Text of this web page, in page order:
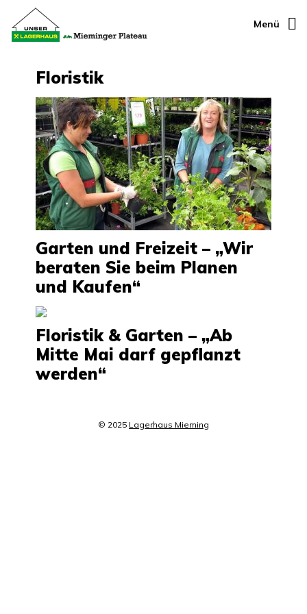
Menü
Floristik
Garten und Freizeit – „Wir
beraten Sie beim Planen
und Kaufen“
Floristik & Garten – „Ab
Mitte Mai darf gepflanzt
werden“
© 2025 Lagerhaus Mieming